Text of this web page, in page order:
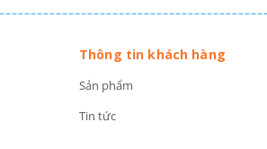
Thông tin khách hàng
Sản phẩm
Tin tức